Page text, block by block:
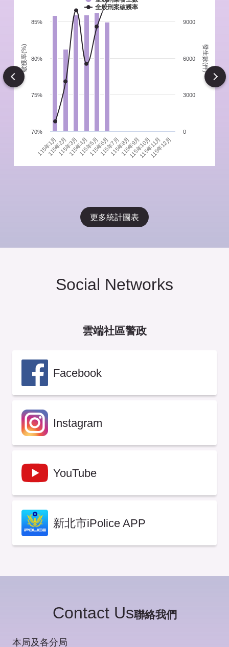
警政統計懶人包
破獲率(%) 發生數(件)
全般刑案破獲率
115年1月115年2月115年3月115年4月115年5月115年6月115年7月115年8月115年9月
115年10月
115年11月
115年12月
70%
75%
80%
85%
0
3000
6000
9000
更多統計圖表
Social Networks
雲端社區警政
Facebook
Instagram
YouTube
新北市iPolice APP
Contact Us聯絡我們
本局及各分局